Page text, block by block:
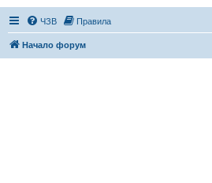
ЧЗВ Правила
Начало форум